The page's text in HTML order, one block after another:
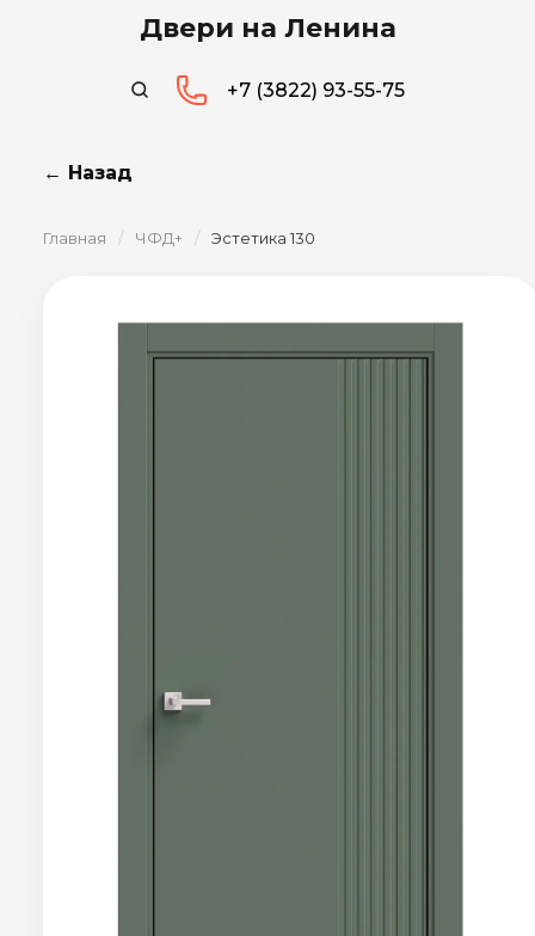
Двери на Ленина
+7 (3822) 93-55-75
← Назад
Главная / ЧФД+ / Эстетика 130